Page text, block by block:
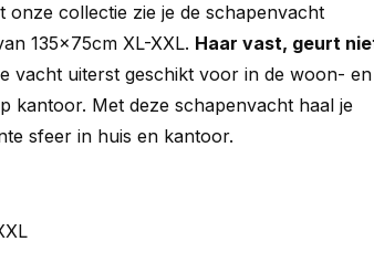
onze collectie zie je de schapenvacht
135x75cm XL-XXL. Haar vast, geurt
vacht uiterst geschikt voor in de woon- en
kantoor. Met deze schapenvacht haal je
sfeer in huis en kantoor.